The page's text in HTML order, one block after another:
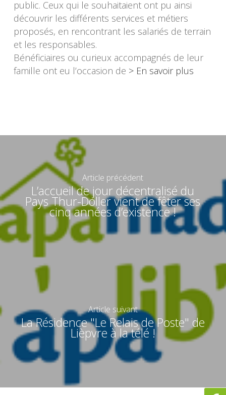
public. Ceux qui le souhaitaient ont pu ainsi
découvrir les différents services et métiers
proposés, en rencontrant les salariés de terrain
et les responsables.
Bénéficiaires ou curieux accompagnés de leur
famille ont eu l’occasion de > En savoir plus
Article précédent
L’accueil de jour décentralisé du
Pays Thur-Doller vient de fêter ses
cinq années d’existence !
Article suivant
La Résidence "Le Relais de Poste" de
Lièpvre à la télé !